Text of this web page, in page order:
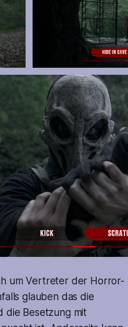
um Vertreter der Horror-
glauben das die
die Besetzung mit